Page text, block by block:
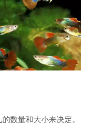
数量和大小来决定。